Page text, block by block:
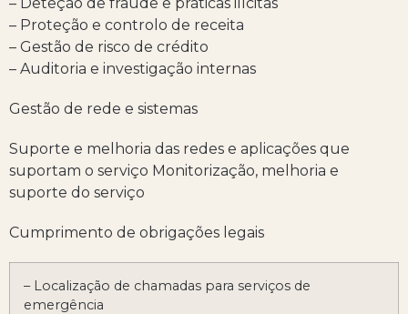
– Proteção e controlo de receita
– Gestão de risco de crédito
– Auditoria e investigação internas
Gestão de rede e sistemas
Suporte e melhoria das redes e aplicações que
suportam o serviço Monitorização, melhoria e
suporte do serviço
Cumprimento de obrigações legais
– Localização de chamadas para serviços de
emergência